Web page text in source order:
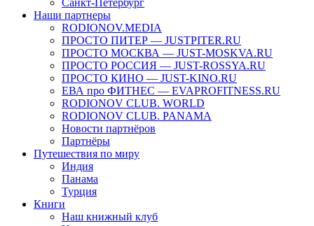
Наши партнеры
RODIONOV.MEDIA
ПРОСТО ПИТЕР — JUSTPITER.RU
ПРОСТО МОСКВА — JUST-MOSKVA.RU
ПРОСТО РОССИЯ — JUST-ROSSYA.RU
ПРОСТО КИНО — JUST-KINO.RU
ЕВА про ФИТНЕС — EVAPROFITNESS.RU
RODIONOV CLUB. WORLD
RODIONOV CLUB. PANAMA
Новости партнёров
Партнёры
Путешествия по миру
Индия
Панама
Турция
Книги
Наш книжный клуб